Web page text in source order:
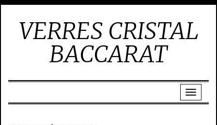
VERRES CRISTAL
BACCARAT